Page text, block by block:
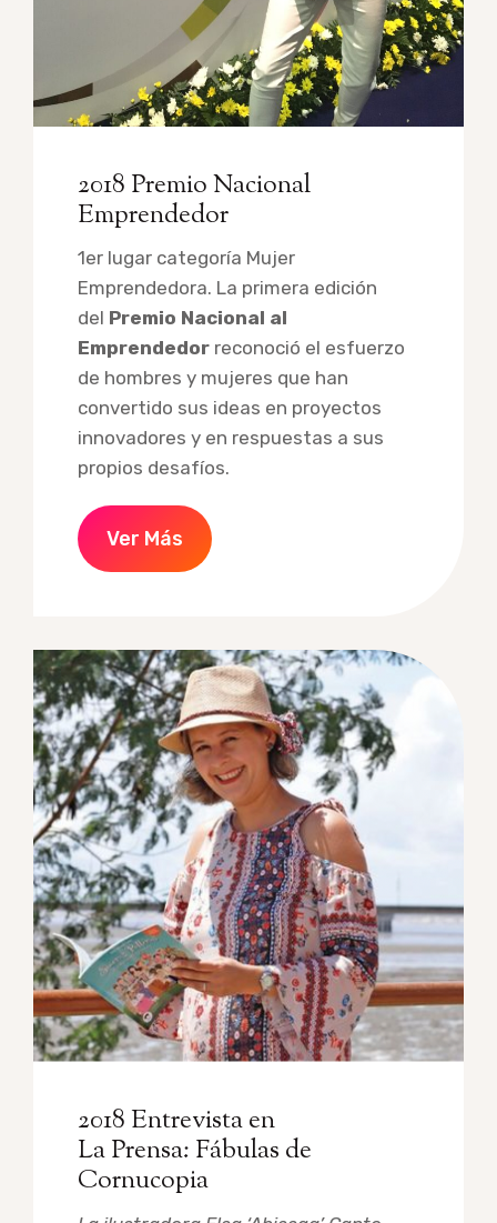
2018 Premio Nacional
Emprendedor
1er lugar categoría Mujer
Emprendedora. La primera edición
del Premio Nacional al
Emprendedor reconoció el esfuerzo
de hombres y mujeres que han
convertido sus ideas en proyectos
innovadores y en respuestas a sus
propios desafíos.
Ver Más
2018 Entrevista en
La Prensa: Fábulas de
Cornucopia